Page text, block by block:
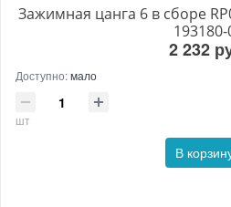
Зажимная цанга 6 в сборе
193180-
2 232
Доступно:мало
шт
В